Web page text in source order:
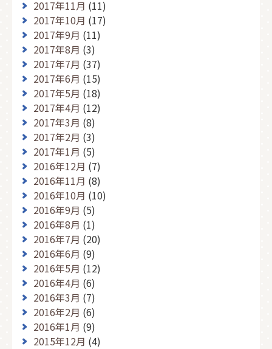
2017年11月 (11)
2017年10月 (17)
2017年9月 (11)
2017年8月 (3)
2017年7月 (37)
2017年6月 (15)
2017年5月 (18)
2017年4月 (12)
2017年3月 (8)
2017年2月 (3)
2017年1月 (5)
2016年12月 (7)
2016年11月 (8)
2016年10月 (10)
2016年9月 (5)
2016年8月 (1)
2016年7月 (20)
2016年6月 (9)
2016年5月 (12)
2016年4月 (6)
2016年3月 (7)
2016年2月 (6)
2016年1月 (9)
2015年12月 (4)